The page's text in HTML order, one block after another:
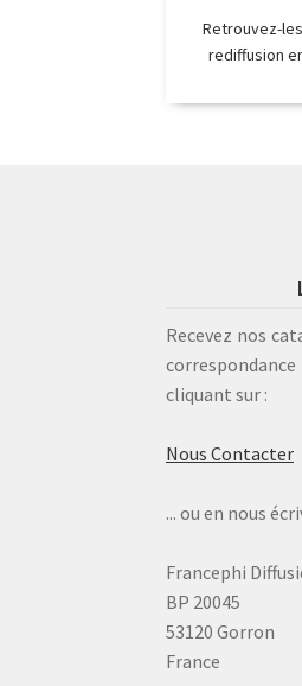
Retrouvez-
rediffusion
Recevez nos
cliquant sur :
Nous Contacter
... ou en nous
Francephi
BP 20045
53120 Gorron
France